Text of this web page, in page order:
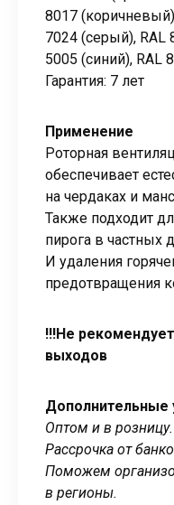
8017
7024 (серый), RAL
5005 (синий), RAL
Гарантия: 7 лет
Применение
Роторная
обеспечивает
на чердаках и
Также подходит
пирога в частных
И удаления
предотвращения
!!!Не
выходов
Дополнительные
Оптом и в розницу.
Рассрочка от
Поможем
в регионы.